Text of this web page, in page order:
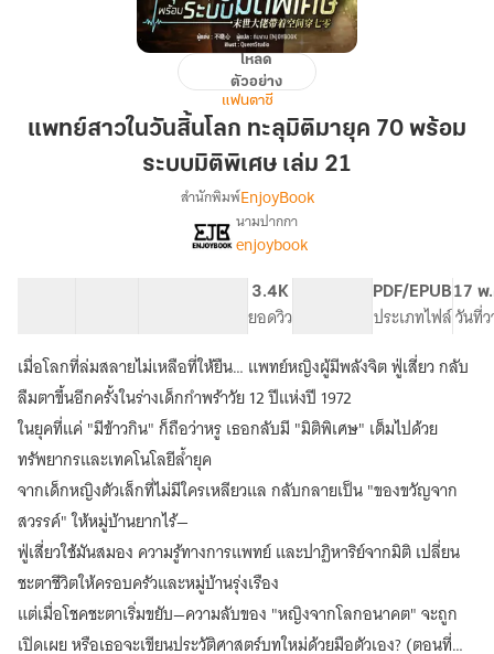
แพทย์
ใน
สิ้น
มา
70
พร้อม
ระบบ
มิติ
พิเศษ
เล่ม
21
โหลด
ตัวอย่าง
แฟนตาซี
แพทย์สาวในวันสิ้นโลก ทะลุมิติมายุค 70 พร้อม
ระบบมิติพิเศษ เล่ม 21
เรื่อง [จบ]
แพทย์
สาว
ใน
วัน
สิ้น
โลก
ทะลุ
มิติ
มา
พร้อม
มิติ
พิเศษ
สำนักพิมพ์EnjoyBook
นามปากกา
enjoybook
3.4K
ยอดวิว
PDF/EPUB
ประเภทไฟล์
17 พ
วันที่
เมื่อโลกที่ล่มสลายไม่เหลือที่ให้ยืน… แพทย์หญิงผู้มีพลังจิต ฟู่เสี่ยว กลับ
ลืมตาขึ้นอีกครั้งในร่างเด็กกำพร้าวัย 12 ปีแห่งปี 1972
ในยุคที่แค่ "มีข้าวกิน" ก็ถือว่าหรู เธอกลับมี "มิติพิเศษ" เต็มไปด้วย
ทรัพยากรและเทคโนโลยีล้ำยุค
จากเด็กหญิงตัวเล็กที่ไม่มีใครเหลียวแล กลับกลายเป็น "ของขวัญจาก
สวรรค์" ให้หมู่บ้านยากไร้—
ฟู่เสี่ยวใช้มันสมอง ความรู้ทางการแพทย์ และปาฏิหาริย์จากมิติ เปลี่ยน
ชะตาชีวิตให้ครอบครัวและหมู่บ้านรุ่งเรือง
แต่เมื่อโชคชะตาเริ่มขยับ—ความลับของ "หญิงจากโลกอนาคต" จะถูก
เปิดเผย หรือเธอจะเขียนประวัติศาสตร์บทใหม่ด้วยมือตัวเอง? (ตอนที่